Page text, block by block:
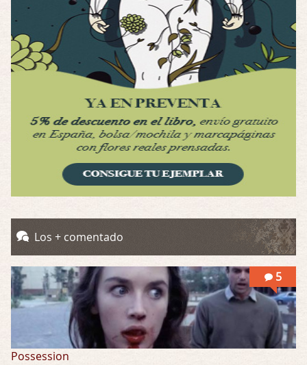
Possession
Por: Luar
Se llama la posesión en castellano, está …
Por: Mariano
Una película normalita, nada del otro mun …
Obsession
Possession
Por: Mountain
Llevo toda una vida para verla y nunca lo …
Los + comentado
5
Possession